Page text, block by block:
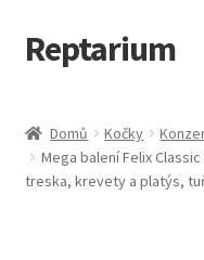
Přeskočit
na
Přejít
k
webu
Reptarium
Košík
Domů Kočky
Mega balení Felix
treska, krevety a platýs,